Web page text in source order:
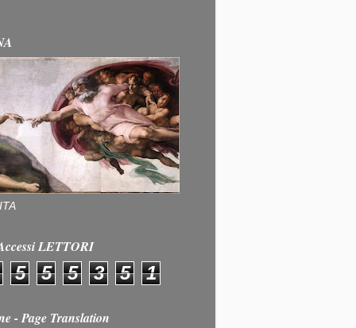
LETTORI
5 5 5 3 5 1
- Page Translation